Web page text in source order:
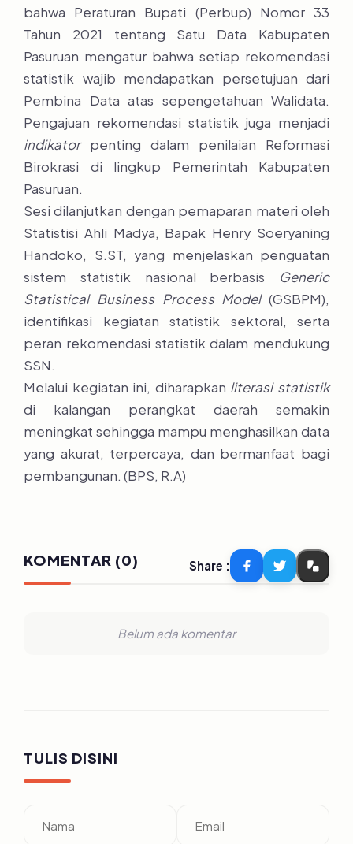
bahwa Peraturan Bupati (Perbup) Nomor 33
Tahun 2021 tentang Satu Data Kabupaten
Pasuruan mengatur bahwa setiap rekomendasi
statistik wajib mendapatkan persetujuan dari
Pembina Data atas sepengetahuan Walidata.
Pengajuan rekomendasi statistik juga menjadi
indikator penting dalam penilaian Reformasi
Birokrasi di lingkup Pemerintah Kabupaten
Pasuruan.
Sesi dilanjutkan dengan pemaparan materi oleh
Statistisi Ahli Madya, Bapak Henry Soeryaning
Handoko, S.ST, yang menjelaskan penguatan
sistem statistik nasional berbasis Generic
Statistical Business Process Model (GSBPM),
identifikasi kegiatan statistik sektoral, serta
peran rekomendasi statistik dalam mendukung
SSN.
Melalui kegiatan ini, diharapkan literasi statistik
di kalangan perangkat daerah semakin
meningkat sehingga mampu menghasilkan data
yang akurat, terpercaya, dan bermanfaat bagi
pembangunan. (BPS, R.A)
KOMENTAR (0) Share :
Belum ada komentar
TULIS DISINI